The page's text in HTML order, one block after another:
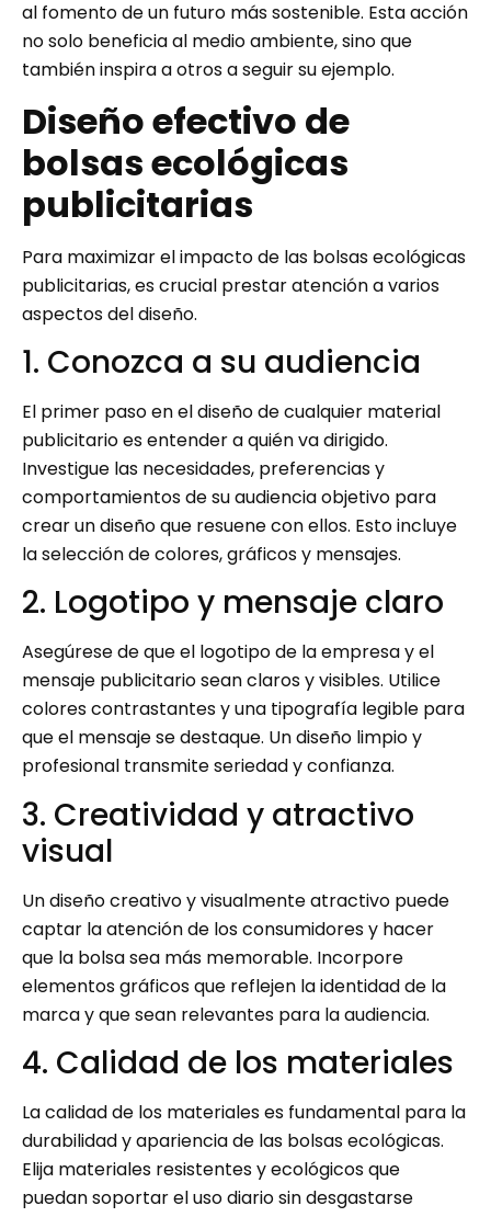
al fomento de un futuro más sostenible. Esta acción
no solo beneficia al medio ambiente, sino que
también inspira a otros a seguir su ejemplo.
Diseño efectivo de
bolsas ecológicas
publicitarias
Para maximizar el impacto de las bolsas ecológicas
publicitarias, es crucial prestar atención a varios
aspectos del diseño.
1. Conozca a su audiencia
El primer paso en el diseño de cualquier material
publicitario es entender a quién va dirigido.
Investigue las necesidades, preferencias y
comportamientos de su audiencia objetivo para
crear un diseño que resuene con ellos. Esto incluye
la selección de colores, gráficos y mensajes.
2. Logotipo y mensaje claro
Asegúrese de que el logotipo de la empresa y el
mensaje publicitario sean claros y visibles. Utilice
colores contrastantes y una tipografía legible para
que el mensaje se destaque. Un diseño limpio y
profesional transmite seriedad y confianza.
3. Creatividad y atractivo
visual
Un diseño creativo y visualmente atractivo puede
captar la atención de los consumidores y hacer
que la bolsa sea más memorable. Incorpore
elementos gráficos que reflejen la identidad de la
marca y que sean relevantes para la audiencia.
4. Calidad de los materiales
La calidad de los materiales es fundamental para la
durabilidad y apariencia de las bolsas ecológicas.
Elija materiales resistentes y ecológicos que
puedan soportar el uso diario sin desgastarse